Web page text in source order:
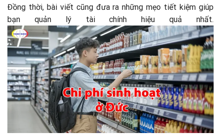
Đồng thời, bài viết cũng đưa ra những mẹo tiết kiệm giúp
bạn quản lý tài chính hiệu quả nhất.